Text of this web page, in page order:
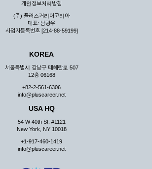
개인정보처리방침
(주) 플러스커리어코리아
대표: 남광우
사업자등록번호 [214-88-59199]
KOREA
서울특별시 강남구 테헤란로 507
12층 06168
+82-2-561-6306
info@pluscareer.net
USA HQ
54 W 40th St. #1121
New York, NY 10018
+1-917-460-1419
info@pluscareer.net